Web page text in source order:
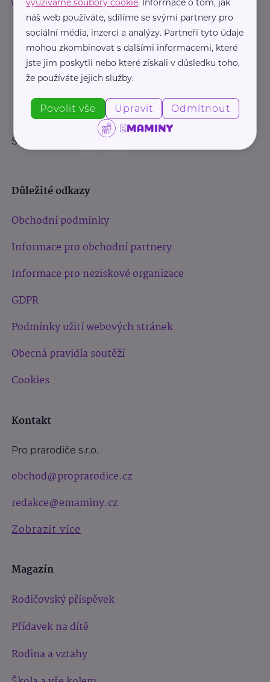
Sledujte nás:
Důležité odkazy
Obchodní podmínky
Informace pro obchodní partnery
Informace pro neziskové organizace
GDPR
Podmínky užití webových stránek
Obecná pravidla soutěží
Cookies
Kontakt
Pro prarodiče s.r.o.
obchod@proprarodice.cz
redakce@emaminy.cz
Zobrazit více
Magazín
Rodičovský příspěvek
Přídavek na dítě
Rodina a vztahy
využíváme soubory cookie. Informace o tom, jak
náš web používáte, sdílíme se svými partnery pro
sociální média, inzerci a analýzy. Partneři tyto údaje
mohou zkombinovat s dalšími informacemi, které
jste jim poskytli nebo které získali v důsledku toho,
že používáte jejich služby.
Povolit vše Upravit Odmítnout